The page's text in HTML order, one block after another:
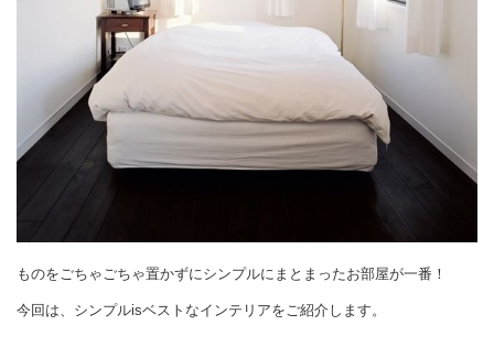
ものをごちゃごちゃ置かずにシンプルにまとまったお部屋が一番！
今回は、シンプルisベストなインテリアをご紹介します。